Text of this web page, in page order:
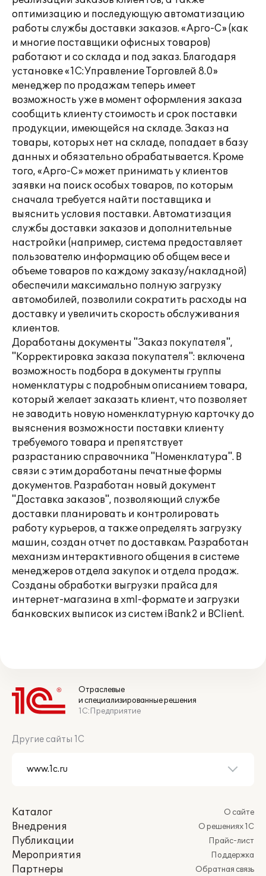
оптимизацию и последующую автоматизацию
работы службы доставки заказов. «Арго-С» (как
и многие поставщики офисных товаров)
работают и со склада и под заказ. Благодаря
установке «1С:Управление Торговлей 8.0»
менеджер по продажам теперь имеет
возможность уже в момент оформления заказа
сообщить клиенту стоимость и срок поставки
продукции, имеющейся на складе. Заказ на
товары, которых нет на складе, попадает в базу
данных и обязательно обрабатывается. Кроме
того, «Арго-С» может принимать у клиентов
заявки на поиск особых товаров, по которым
сначала требуется найти поставщика и
выяснить условия поставки. Автоматизация
службы доставки заказов и дополнительные
настройки (например, система предоставляет
пользователю информацию об общем весе и
объеме товаров по каждому заказу/накладной)
обеспечили максимально полную загрузку
автомобилей, позволили сократить расходы на
доставку и увеличить скорость обслуживания
клиентов.
Доработаны документы "Заказ покупателя",
"Корректировка заказа покупателя": включена
возможность подбора в документы группы
номенклатуры с подробным описанием товара,
который желает заказать клиент, что позволяет
не заводить новую номенклатурную карточку до
выяснения возможности поставки клиенту
требуемого товара и препятствует
разрастанию справочника "Номенклатура". В
связи с этим доработаны печатные формы
документов. Разработан новый документ
"Доставка заказов", позволяющий службе
доставки планировать и контролировать
работу курьеров, а также определять загрузку
машин, создан отчет по доставкам. Разработан
механизм интерактивного общения в системе
менеджеров отдела закупок и отдела продаж.
Созданы обработки выгрузки прайса для
интернет-магазина в xml-формате и загрузки
банковских выписок из систем iBank2 и BClient.
Отраслевые
и специализированные решения
1С:Предприятие
Другие сайты 1С
Каталог
Внедрения
Публикации
Мероприятия
Партнеры
О сайте
О решениях 1С
Прайс-лист
Поддержка
Обратная связь